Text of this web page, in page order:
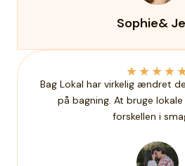
Sophie&
★★★★
Bag Lokal har virkelig ændret
på bagning. At bruge
forskellen i